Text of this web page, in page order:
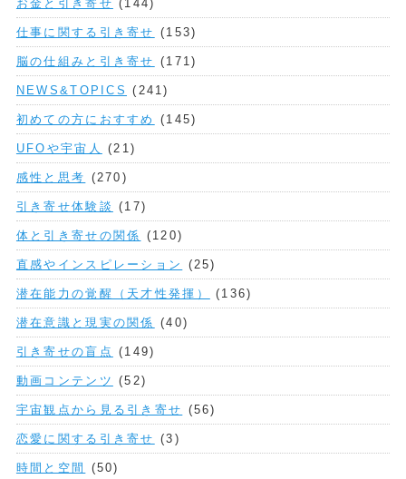
お金と引き寄せ (144)
仕事に関する引き寄せ (153)
脳の仕組みと引き寄せ (171)
NEWS&TOPICS (241)
初めての方におすすめ (145)
UFOや宇宙人 (21)
感性と思考 (270)
引き寄せ体験談 (17)
体と引き寄せの関係 (120)
直感やインスピレーション (25)
潜在能力の覚醒（天才性発揮） (136)
潜在意識と現実の関係 (40)
引き寄せの盲点 (149)
動画コンテンツ (52)
宇宙観点から見る引き寄せ (56)
恋愛に関する引き寄せ (3)
時間と空間 (50)